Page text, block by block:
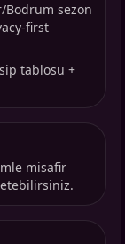
Bodrum sezon
first
tablosu +
misafir